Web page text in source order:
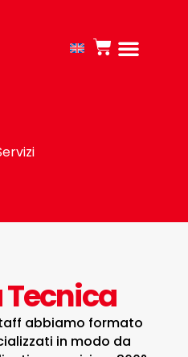
abbiamo formato
in modo da